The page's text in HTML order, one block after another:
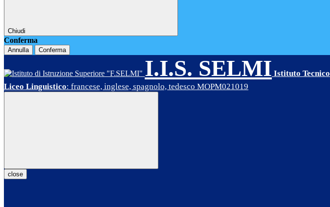
Chiudi
Conferma
Annulla Conferma
I.I.S. SELMI Istituto Tecnico
Liceo Linguistico: francese, inglese, spagnolo, tedesco MOPM021019
close